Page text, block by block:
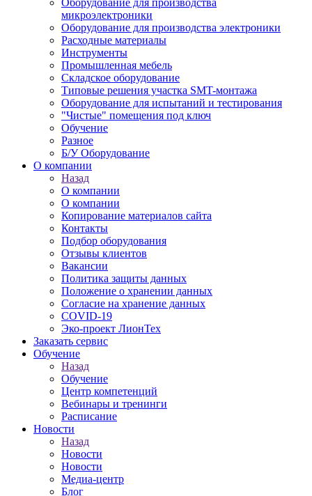
Оборудование для производства
микроэлектроники
Оборудование для производства электроники
Расходные материалы
Инструменты
Промышленная мебель
Складское оборудование
Типовые решения участка SMT-монтажа
Оборудование для испытаний и тестирования
"Чистые" помещения под ключ
Обучение
Разное
Б/У Оборудование
О компании
Назад
О компании
О компании
Копирование материалов сайта
Контакты
Подбор оборудования
Отзывы клиентов
Вакансии
Политика защиты данных
Положение о хранении данных
Согласие на хранение данных
COVID-19
Эко-проект ЛионТех
Заказать сервис
Обучение
Назад
Обучение
Центр компетенций
Вебинары и тренинги
Расписание
Новости
Назад
Новости
Новости
Медиа-центр
Блог